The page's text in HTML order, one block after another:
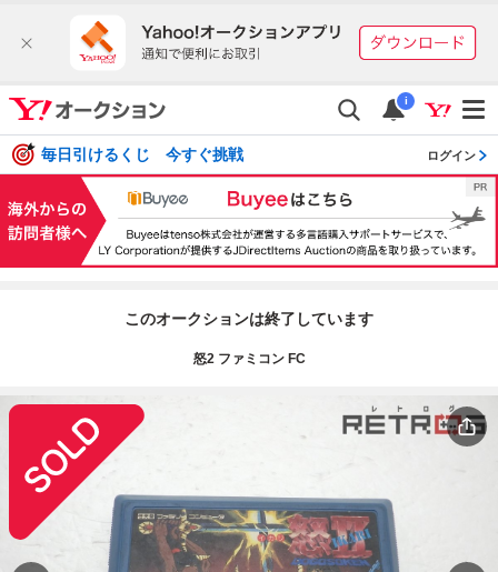
i
毎日引けるくじ 今すぐ挑戦 ログイン
このオークションは終了しています
怒2 ファミコン FC